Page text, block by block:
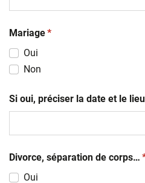
Mariage(obligatoire)
*
Oui
Non
Si oui, préciser la date et le lieu
Divorce, séparation de corps…
Oui